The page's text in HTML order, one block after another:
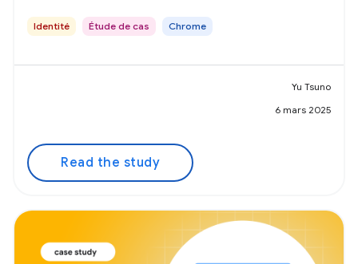
l'expérience utilisateur.
Identité Étude de cas Chrome
Yu Tsuno
6 mars 2025
Read the study